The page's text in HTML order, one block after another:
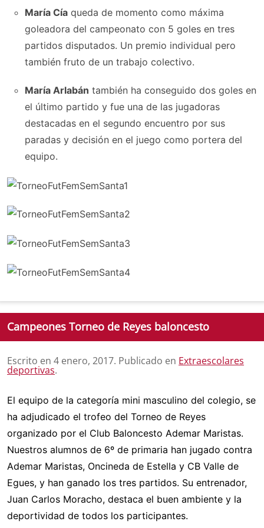
María Cía queda de momento como máxima
goleadora del campeonato con 5 goles en tres
partidos disputados. Un premio individual pero
también fruto de un trabajo colectivo.
María Arlabán también ha conseguido dos goles en
el último partido y fue una de las jugadoras
destacadas en el segundo encuentro por sus
paradas y decisión en el juego como portera del
equipo.
Campeones Torneo de Reyes baloncesto
Escrito en 4 enero, 2017. Publicado en Extraescolares
deportivas.
El equipo de la categoría mini masculino del colegio, se
ha adjudicado el trofeo del Torneo de Reyes
organizado por el Club Baloncesto Ademar Maristas.
Nuestros alumnos de 6º de primaria han jugado contra
Ademar Maristas, Oncineda de Estella y CB Valle de
Egues, y han ganado los tres partidos. Su entrenador,
Juan Carlos Moracho, destaca el buen ambiente y la
deportividad de todos los participantes.